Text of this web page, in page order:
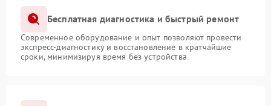
Бесплатная диагностика и быстрый ремонт
Современное оборудование и опыт позволяют провести
экспресс-диагностику и восстановление в кратчайшие
сроки, минимизируя время без устройства